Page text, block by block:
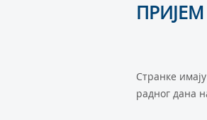
Странке
радног дана